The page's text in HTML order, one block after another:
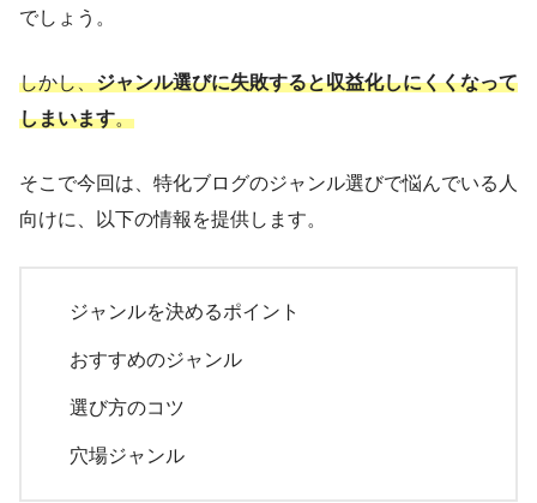
でしょう。
しかし、ジャンル選びに失敗すると収益化しにくくなって
しまいます。
そこで今回は、特化ブログのジャンル選びで悩んでいる人
向けに、以下の情報を提供します。
ジャンルを決めるポイント
おすすめのジャンル
選び方のコツ
穴場ジャンル